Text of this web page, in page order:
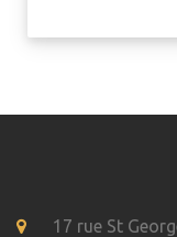
17 rue St